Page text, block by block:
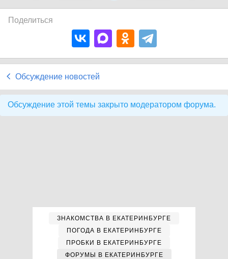
Поделиться
Обсуждение новостей
Обсуждение этой темы закрыто модератором форума.
ЗНАКОМСТВА В ЕКАТЕРИНБУРГЕ
ПОГОДА В ЕКАТЕРИНБУРГЕ
ПРОБКИ В ЕКАТЕРИНБУРГЕ
ФОРУМЫ В ЕКАТЕРИНБУРГЕ